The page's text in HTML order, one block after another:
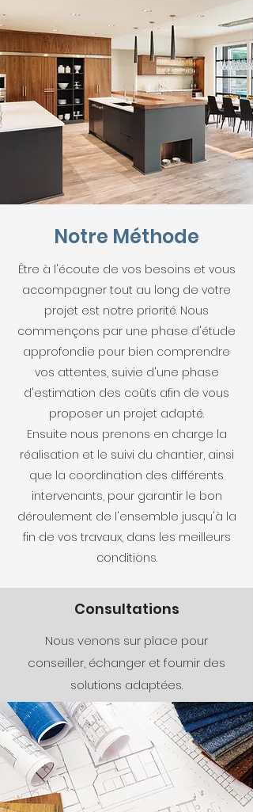
Notre Méthode
Être à l'écoute de vos besoins et vous
accompagner tout au long de votre
projet est notre priorité. Nous
commençons par une phase d'étude
approfondie pour bien comprendre
vos attentes, suivie d'une phase
d'estimation des coûts afin de vous
proposer un projet adapté.
Ensuite nous prenons en charge la
réalisation et le suivi du chantier, ainsi
que la coordination des différents
intervenants, pour garantir le bon
déroulement de l'ensemble jusqu'à la
fin de vos travaux, dans les meilleurs
conditions.
Consultations
Nous venons sur place pour
conseiller, échanger et fournir des
solutions adaptées.